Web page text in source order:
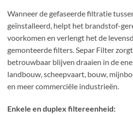
Wanneer de gefaseerde filtratie
geïnstalleerd, helpt het brandstof-
voorkomen en verlengt het de
gemonteerde filters. Separ Filter
betrouwbaar blijven draaien in de
landbouw, scheepvaart, bouw,
en meer commerciële industrieën.
Enkele en duplex filtereenheid: